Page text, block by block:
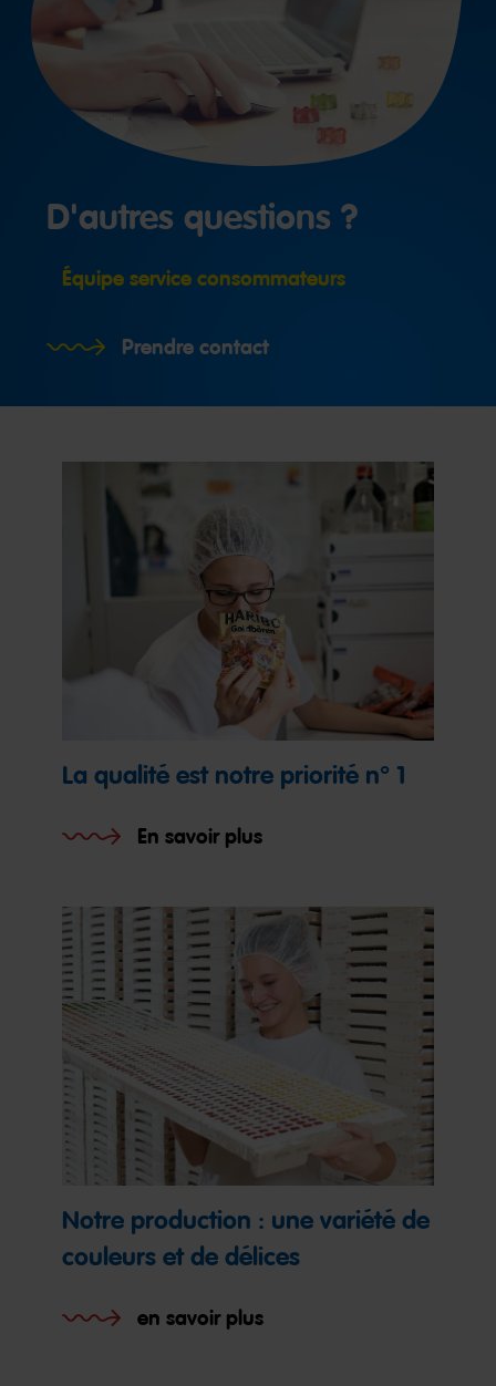
D'autres questions ?
Équipe service consommateurs
Prendre contact
La qualité est notre priorité n° 1
En savoir plus
Notre production : une variété de
couleurs et de délices
en savoir plus